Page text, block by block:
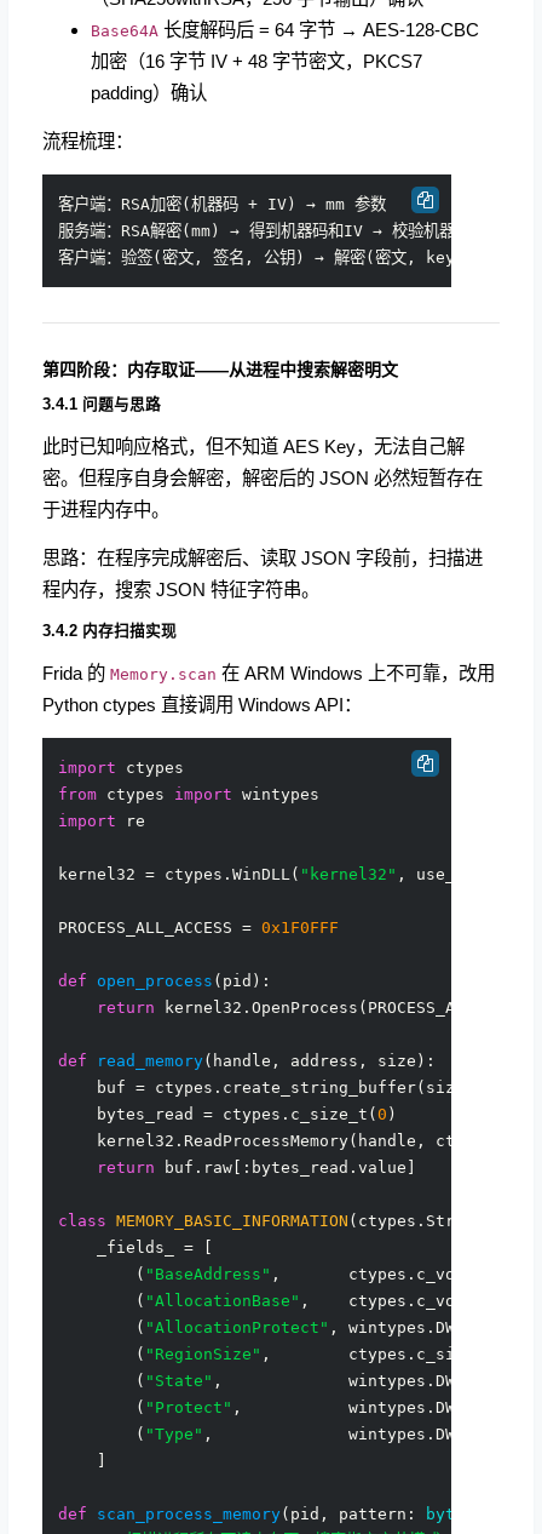
Base64A 长度解码后 = 64 字节 → AES-128-CBC
加密（16 字节 IV + 48 字节密文，PKCS7
padding）确认
流程梳理：
客户端：RSA加密(机器码 + IV) → mm 参数
服务端：RSA解密(mm) → 得到机器码和IV → 校验机器码 →
第四阶段：内存取证——从进程中搜索解密明文
3.4.1 问题与思路
此时已知响应格式，但不知道 AES Key，无法自己解
密。但程序自身会解密，解密后的 JSON 必然短暂存在
于进程内存中。
思路：在程序完成解密后、读取 JSON 字段前，扫描进
程内存，搜索 JSON 特征字符串。
3.4.2 内存扫描实现
Frida 的 Memory.scan 在 ARM Windows 上不可靠，改用
Python ctypes 直接调用 Windows API：
import
from ctypes import
import re
kernel32 = ctypes.WinDLL( "kernel32" ,
PROCESS_ALL_ACCESS = 0x1F0FFF
def open_process(pid ):
return
def read_memory( handle, address, size):
    buf = ctypes.create_string_buffer(size)
    bytes_read = ctypes.c_size_t(
0)
kernel32.ReadProcessMemory(handle,
return buf.raw[:bytes_read.value]
class MEMORY_BASIC_INFORMATION(ctypes.Structure):
    _fields_ = [
        (
"BaseAddress" ,       ctypes.c_void_p),
        (
"AllocationBase" ,    ctypes.c_void_p),
        (
"AllocationProtect" , wintypes.DWORD),
        (
"RegionSize" ,        ctypes.c_size_t),
        (
"State" ,             wintypes.DWORD),
        (
"Protect" ,           wintypes.DWORD),
        (
"Type" ,              wintypes.DWORD),
    ]
def scan_process_memory(pid, pattern: bytes